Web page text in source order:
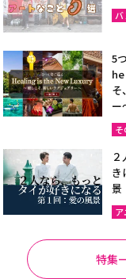
5
そ
ー
き
景
ア
特集